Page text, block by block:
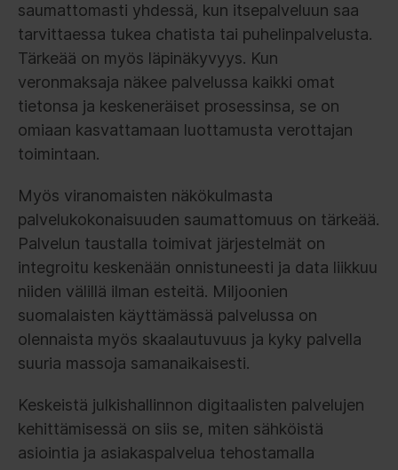
saumattomasti yhdessä, kun itsepalveluun saa
tarvittaessa tukea chatista tai puhelinpalvelusta.
Tärkeää on myös läpinäkyvyys. Kun
veronmaksaja näkee palvelussa kaikki omat
tietonsa ja keskeneräiset prosessinsa, se on
omiaan kasvattamaan luottamusta verottajan
toimintaan.
Myös viranomaisten näkökulmasta
palvelukokonaisuuden saumattomuus on tärkeää.
Palvelun taustalla toimivat järjestelmät on
integroitu keskenään onnistuneesti ja data liikkuu
niiden välillä ilman esteitä. Miljoonien
suomalaisten käyttämässä palvelussa on
olennaista myös skaalautuvuus ja kyky palvella
suuria massoja samanaikaisesti.
Keskeistä julkishallinnon digitaalisten palvelujen
kehittämisessä on siis se, miten sähköistä
asiointia ja asiakaspalvelua tehostamalla